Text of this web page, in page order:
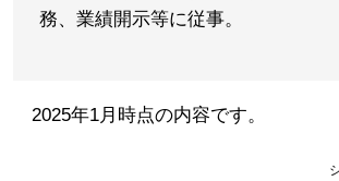
務、業績開示等に従事。
2025年1月時点の内容です。